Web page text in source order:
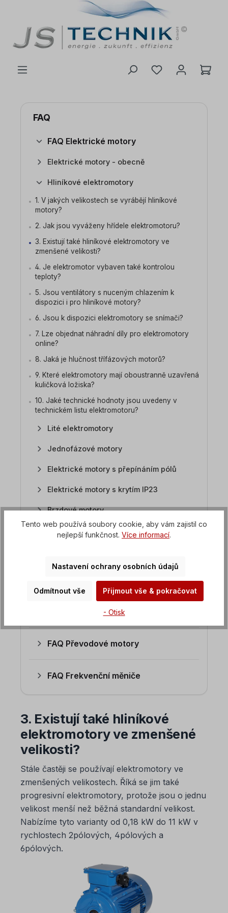
FAQ
FAQ Elektrické motory
Elektrické motory - obecně
Hliníkové elektromotory
1. V jakých velikostech se vyrábějí hliníkové
motory?
2. Jak jsou vyváženy hřídele elektromotoru?
3. Existují také hliníkové elektromotory ve
zmenšené velikosti?
4. Je elektromotor vybaven také kontrolou
teploty?
5. Jsou ventilátory s nuceným chlazením k
dispozici i pro hliníkové motory?
6. Jsou k dispozici elektromotory se snímači?
7. Lze objednat náhradní díly pro elektromotory
online?
8. Jaká je hlučnost třífázových motorů?
9. Které elektromotory mají oboustranně uzavřená
kuličková ložiska?
10. Jaké technické hodnoty jsou uvedeny v
technickém listu elektromotoru?
Lité elektromotory
Jednofázové motory
Elektrické motory s přepínáním pólů
Elektrické motory s krytím IP23
Brzdové motory
Motory kotoučových pil
Motory z nerezové oceli
Ploché motory / motory pil
Stejnosměrné motory
FAQ Převodové motory
FAQ Frekvenční měniče
3. Existují také hliníkové
elektromotory ve zmenšené
velikosti?
Stále častěji se používají elektromotory ve
zmenšených velikostech. Říká se jim také
progresivní elektromotory, protože jsou o jednu
velikost menší než běžná standardní velikost.
Nabízíme tyto varianty od 0,18 kW do 11 kW v
rychlostech 2pólových, 4pólových a
6pólových.
Tento web používá soubory cookie, aby vám zajistil co
nejlepší funkčnost. Více informací.
Nastavení ochrany osobních údajů
Odmítnout vše Přijmout vše & pokračovat
- Otisk